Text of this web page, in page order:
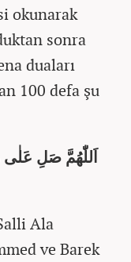
okunarak
sonra
duaları
100 defa şu
Ala
ve Barek